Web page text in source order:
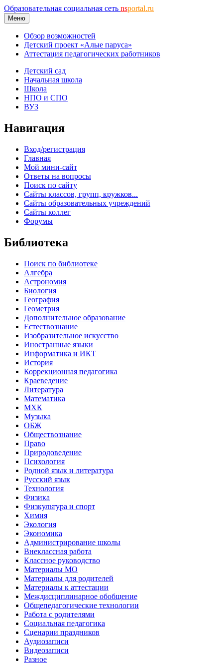
Образовательная социальная сеть nsportal.ru
Меню
Обзор возможностей
Детский проект «Алые паруса»
Аттестация педагогических работников
Детский сад
Начальная школа
Школа
НПО и СПО
ВУЗ
Навигация
Вход/регистрация
Главная
Мой мини-сайт
Ответы на вопросы
Поиск по сайту
Сайты классов, групп, кружков...
Сайты образовательных учреждений
Сайты коллег
Форумы
Библиотека
Поиск по библиотеке
Алгебра
Астрономия
Биология
География
Геометрия
Дополнительное образование
Естествознание
Изобразительное искусство
Иностранные языки
Информатика и ИКТ
История
Коррекционная педагогика
Краеведение
Литература
Математика
МХК
Музыка
ОБЖ
Обществознание
Право
Природоведение
Психология
Родной язык и литература
Русский язык
Технология
Физика
Физкультура и спорт
Химия
Экология
Экономика
Администрирование школы
Внеклассная работа
Классное руководство
Материалы МО
Материалы для родителей
Материалы к аттестации
Междисциплинарное обобщение
Общепедагогические технологии
Работа с родителями
Социальная педагогика
Сценарии праздников
Аудиозаписи
Видеозаписи
Разное